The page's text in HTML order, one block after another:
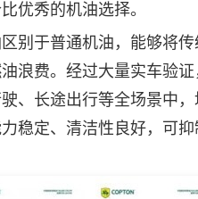
优秀的机油选择。
于普通机油，能够将传
浪费。经过大量实车验
、长途出行等全场景中
稳定、清洁性良好，可